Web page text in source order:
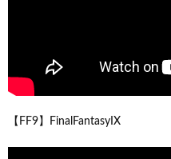
【FF9】FinalFantasyIX